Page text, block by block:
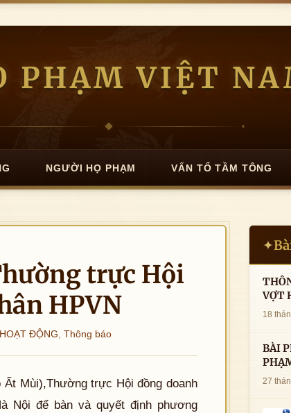
PHẠM VIỆT
NGƯỜI HỌ PHẠM VẤN TỔ TẦM TÔNG
trực Hội
HPVN
HOẠT ĐỘNG Thông báo
Mùi),Thường trực Hội đồng doanh
Nội để bàn và quyết định phương
✦
THÔNG BÁO VỀ
VỢT
18
BÀI
27